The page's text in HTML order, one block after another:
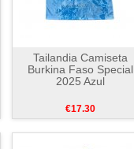
Tailandia Camiseta
Burkina Faso Special
2025 Azul
€17.30